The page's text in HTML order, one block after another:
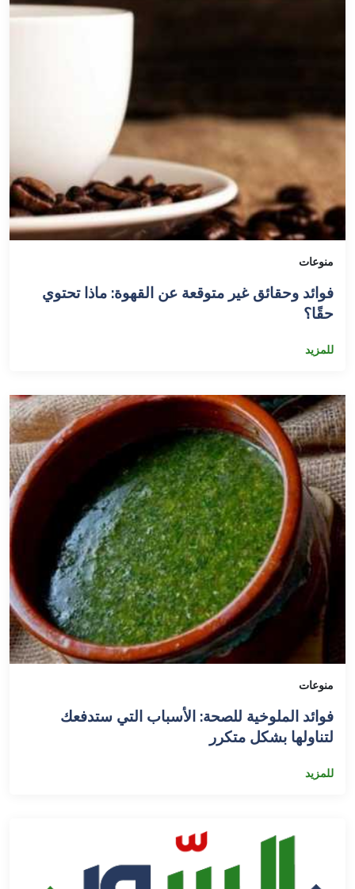
منوعات
فوائد وحقائق غير متوقعة عن القهوة: ماذا تحتوي
حقًا؟
للمزيد
منوعات
فوائد الملوخية للصحة: الأسباب التي ستدفعك
لتناولها بشكل متكرر
للمزيد